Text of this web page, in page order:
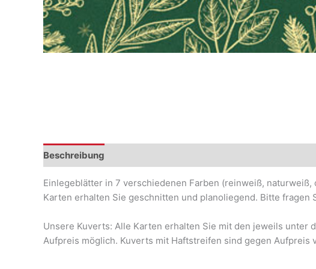
Beschreibung
Einlegeblätter in 7 verschiedenen Farben (reinweiß,
Karten erhalten Sie geschnitten und planoliegend. Bitte fragen
Unsere Kuverts: Alle Karten erhalten Sie mit den jeweils unter
Aufpreis möglich. Kuverts mit Haftstreifen sind gegen Aufpreis